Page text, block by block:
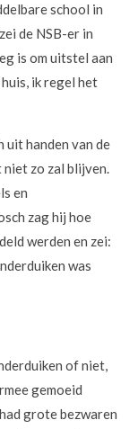
school in
de NSB-er in
is om uitstel aan
ik regel het
uit handen van de
zo zal blijven.
en
zag hij hoe
werden en zei:
was
of niet,
gemoeid
grote bezwaren